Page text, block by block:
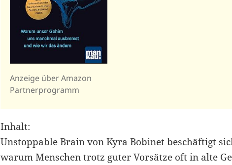
Anzeige über Amazon
Partnerprogramm
Inhalt:
Unstoppable Brain von Kyra Bobinet beschäftigt
warum Menschen trotz guter Vorsätze oft in alte